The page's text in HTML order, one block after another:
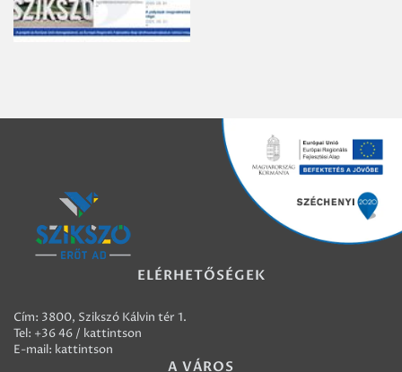
ELÉRHETŐSÉGEK
Cím: 3800, Szikszó Kálvin tér 1.
Tel: +36 46 / kattintson
E-mail: kattintson
A VÁROS